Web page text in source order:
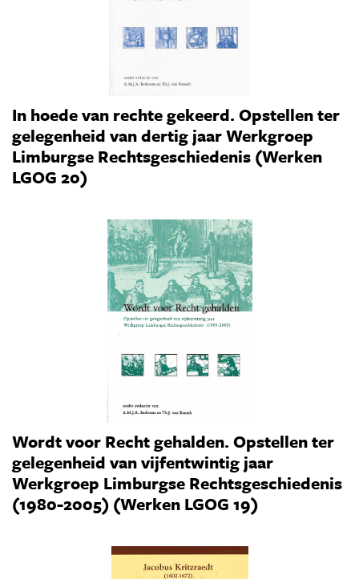
In hoede van rechte gekeerd. Opstellen ter
gelegenheid van dertig jaar Werkgroep
Limburgse Rechtsgeschiedenis (Werken
LGOG 20)
Wordt voor Recht gehalden. Opstellen ter
gelegenheid van vijfentwintig jaar
Werkgroep Limburgse Rechtsgeschiedenis
(1980-2005) (Werken LGOG 19)